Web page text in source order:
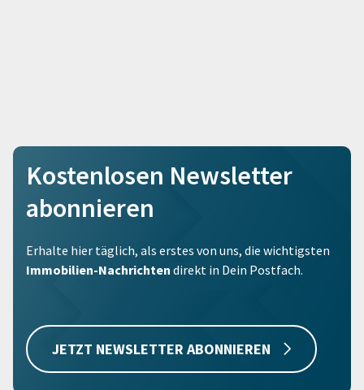
Kostenlosen Newsletter
abonnieren
Erhalte hier täglich, als erstes von uns, die wichtigsten
Immobilien-Nachrichten direkt in Dein Postfach.
JETZT NEWSLETTER ABONNIEREN